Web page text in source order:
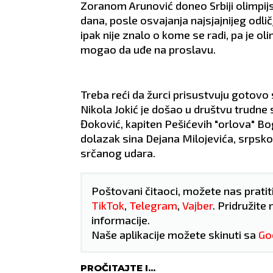
Zoranom Arunović doneo Srbiji
dana, posle osvajanja najsjajnijeg
ipak nije znalo o kome se radi, pa je
mogao da uđe na proslavu.
Treba reći da žurci prisustvuju
Nikola Jokić je došao u društvu
Đoković, kapiten Pešićevih "orlova"
dolazak sina Dejana Milojevića,
srčanog udara.
Poštovani čitaoci, možete nas
TikTok, Telegram, Vajber. Pridružite
informacije.
Naše aplikacije možete skinuti sa
PROČITAJTE I...
NIŠ